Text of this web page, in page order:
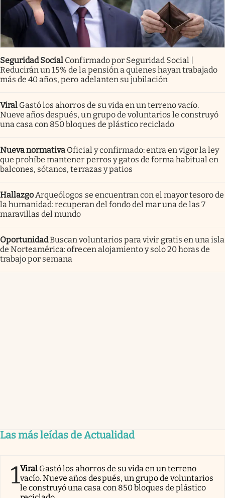
Seguridad Social Confirmado por Seguridad Social |
Reducirán un 15% de la pensión a quienes hayan trabajado
más de 40 años, pero adelanten su jubilación
Viral Gastó los ahorros de su vida en un terreno vacío.
Nueve años después, un grupo de voluntarios le construyó
una casa con 850 bloques de plástico reciclado
Nueva normativa Oficial y confirmado: entra en vigor la ley
que prohíbe mantener perros y gatos de forma habitual en
balcones, sótanos, terrazas y patios
Hallazgo Arqueólogos se encuentran con el mayor tesoro de
la humanidad: recuperan del fondo del mar una de las 7
maravillas del mundo
OportunidadBuscan voluntarios para vivir gratis en una isla
de Norteamérica: ofrecen alojamiento y solo 20 horas de
trabajo por semana
Las más leídas de Actualidad
1Viral Gastó los ahorros de su vida en un terreno
vacío. Nueve años después, un grupo de voluntarios
le construyó una casa con 850 bloques de plástico